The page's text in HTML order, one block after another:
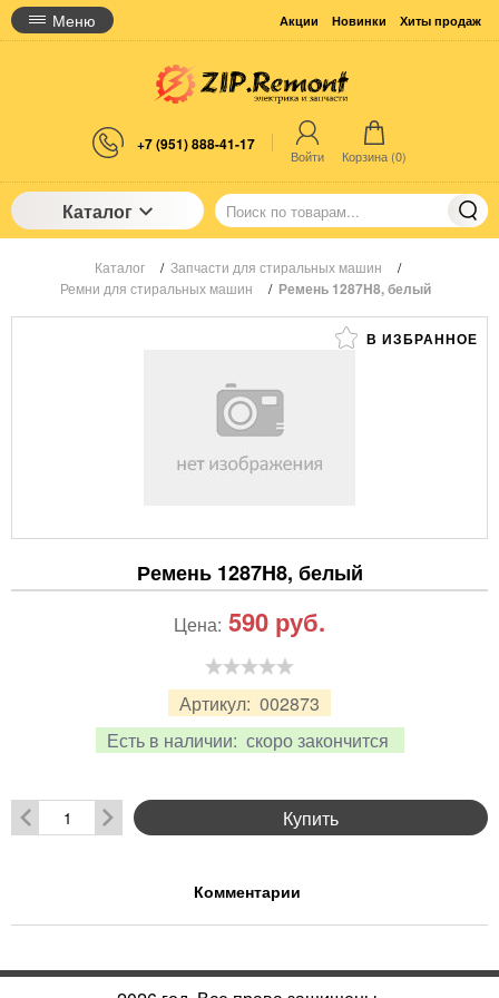
Меню Акции Новинки Хиты продаж
+7 (951) 888-41-17
Войти Корзина (0)
Каталог
Каталог / Запчасти для стиральных машин
/
Ремни для стиральных машин
/ Ремень 1287H8, белый
В ИЗБРАННОЕ
Ремень 1287H8, белый
Артикул: 002873
Есть в наличии: скоро закончится
Цена: 590 руб.
Купить
Комментарии